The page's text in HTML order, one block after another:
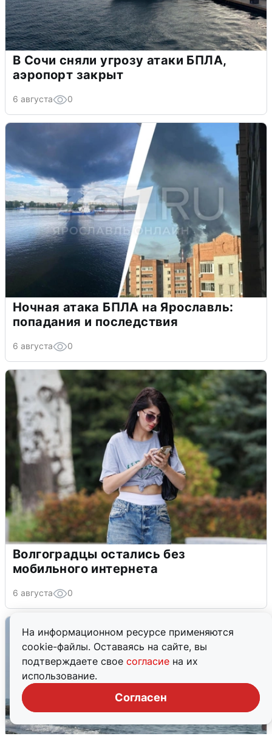
На информационном ресурсе применяются
cookie-файлы. Оставаясь на сайте, вы
подтверждаете свое согласие на их
использование.
Согласен
В Сочи сняли угрозу атаки БПЛА,
аэропорт закрыт
6 августа 0
Ночная атака БПЛА на Ярославль:
попадания и последствия
6 августа 0
Волгоградцы остались без
мобильного интернета
6 августа 0